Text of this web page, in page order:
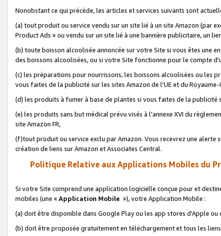
Nonobstant ce qui précède, les articles et services suivants sont
(a) tout produit ou service vendu sur un site lié à un site Amazon (par
Product Ads » ou vendu sur un site lié à une bannière publicitaire, un
(b) toute boisson alcoolisée annoncée sur votre Site si vous êtes une
des boissons alcoolisées, ou si votre Site fonctionne pour le compte
(c) les préparations pour nourrissons, les boissons alcoolisées ou les
vous faites de la publicité sur les sites Amazon de l'UE et du Royaume-
(d) les produits à fumer à base de plantes si vous faites de la publicité
(e) les produits sans but médical prévu visés à l'annexe XVI du
site Amazon FR,
(f)tout produit ou service exclu par Amazon. Vous recevrez une alerte
création de liens sur Amazon et Associates Central.
Politique Relative aux Applications Mobiles du
Si votre Site comprend une application logicielle conçue pour et
mobiles (une « Application Mobile »), votre Application Mobile :
(a) doit être disponible dans Google Play ou les app stores d'Apple ou
(b) doit être proposée gratuitement en téléchargement et tous les